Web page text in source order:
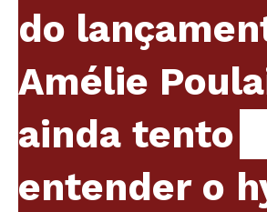
do
Amélie
ainda tento
entender o